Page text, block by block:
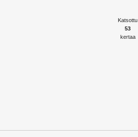
Katsottu
53
kertaa